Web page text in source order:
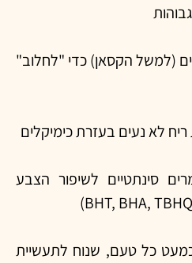
(למשל הקסאן) כדי "לחלוב"
לא נעים בעזרת כימיקלים
סינתטיים לשיפור הצבע
כל טעם, שנוח לתעשיית